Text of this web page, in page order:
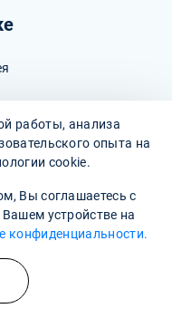
Полезные курсы
работы, анализа
опыта на
cookie.
Вы соглашаетесь с
устройстве на
конфиденциальности.